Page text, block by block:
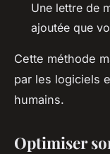
Une lettre de
ajoutée que
Cette méthode
par les logiciels
humains.
Optimiser